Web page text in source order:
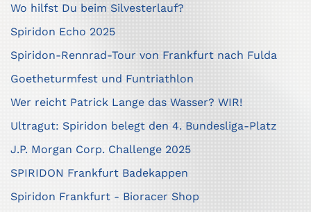
Wo hilfst Du beim Silvesterlauf?
Spiridon Echo 2025
Spiridon-Rennrad-Tour von Frankfurt nach Fulda
Goetheturmfest und Funtriathlon
Wer reicht Patrick Lange das Wasser? WIR!
Ultragut: Spiridon belegt den 4. Bundesliga-Platz
J.P. Morgan Corp. Challenge 2025
SPIRIDON Frankfurt Badekappen
Spiridon Frankfurt - Bioracer Shop